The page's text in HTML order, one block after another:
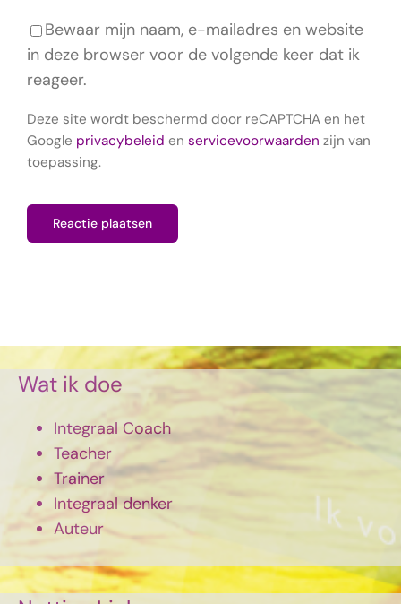
Bewaar mijn naam, e-mailadres en website
in deze browser voor de volgende keer dat ik
reageer.
Deze site wordt beschermd door reCAPTCHA en het
Google privacybeleid en servicevoorwaarden zijn van
toepassing.
Wat ik doe
Integraal Coach
Teacher
Trainer
Integraal denker
Auteur